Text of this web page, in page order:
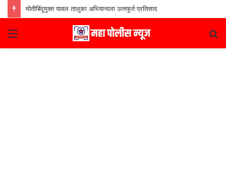
मोतीबिंदूमुक्त यावल तालुका अभियानाला उत्स्फूर्त प्रतिसाद
Menu